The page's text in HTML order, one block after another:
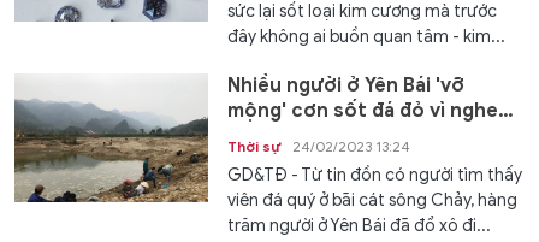
sức lại sốt loại kim cương mà trước
đây không ai buồn quan tâm - kim...
Nhiều người ở Yên Bái 'vỡ
mộng' cơn sốt đá đỏ vì nghe
tin đồn
Thời sự 24/02/2023 13:24
GD&TĐ - Từ tin đồn có người tìm thấy
viên đá quý ở bãi cát sông Chảy, hàng
trăm người ở Yên Bái đã đổ xô đi...